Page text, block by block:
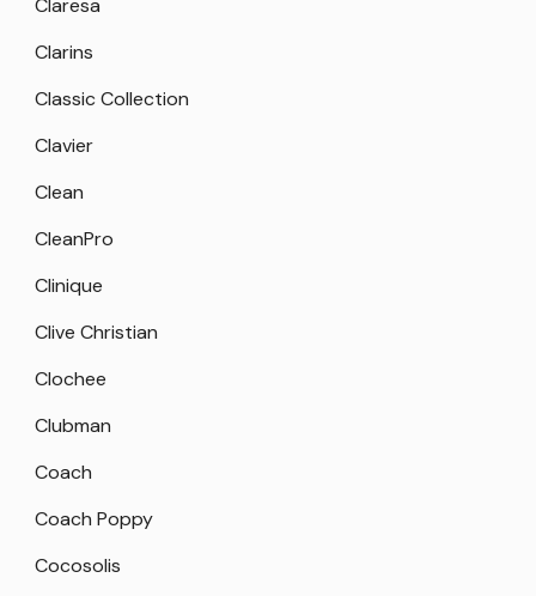
Claresa
Clarins
Classic Collection
Clavier
Clean
CleanPro
Clinique
Clive Christian
Clochee
Clubman
Coach
Coach Poppy
Cocosolis